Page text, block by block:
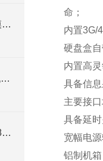
解锁64路高清硬盘录像机休眠模式的多重优势
如何高效安装和调试硬盘录像机：专业教程
海康威视DS-7108HGH-F1/N4 8路单盘位同轴硬盘录像机
命；
内置3G/
硬盘盒
内置高
具备信
主要接
具备延
宽幅电
铝制机